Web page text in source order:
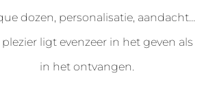
dozen, personalisatie, aandacht...
plezier ligt evenzeer in het geven als
in het ontvangen.